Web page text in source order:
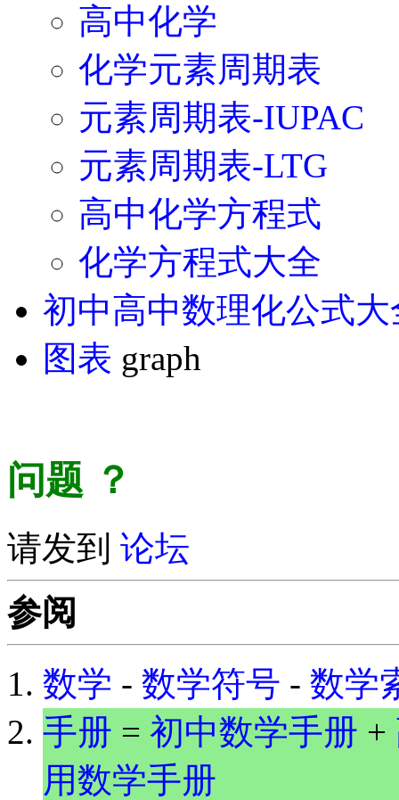
高中化学
化学元素周期表
元素周期表-IUPAC
元素周期表-LTG
高中化学方程式
化学方程式大全
初中高中数理化公式大
图表 graph
问题 ？
请发到 论坛
参阅
数学 - 数学符号 - 数学
手册 = 初中数学手册 +
用数学手册